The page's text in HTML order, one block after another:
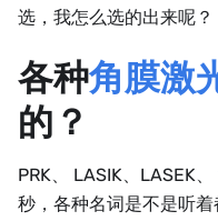
选，我怎么选的出来呢？
各种角膜激
的？
PRK、 LASIK、LASEK、
秒，各种名词是不是听着